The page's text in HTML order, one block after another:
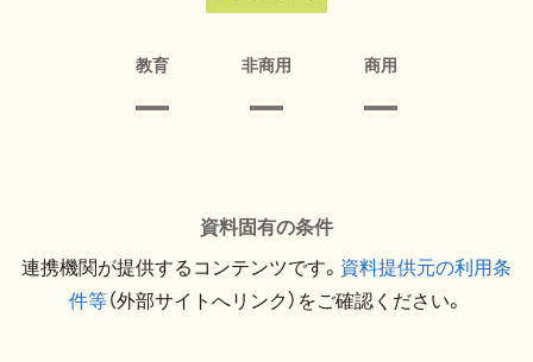
教育 非商用 商用
資料固有の条件
連携機関が提供するコンテンツです。 資料提供元の利用条
件等（外部サイトへリンク）をご確認ください。